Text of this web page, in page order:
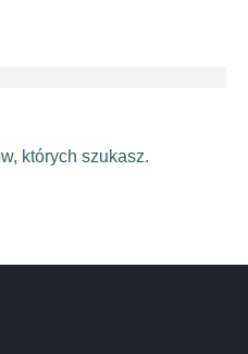
których szukasz.